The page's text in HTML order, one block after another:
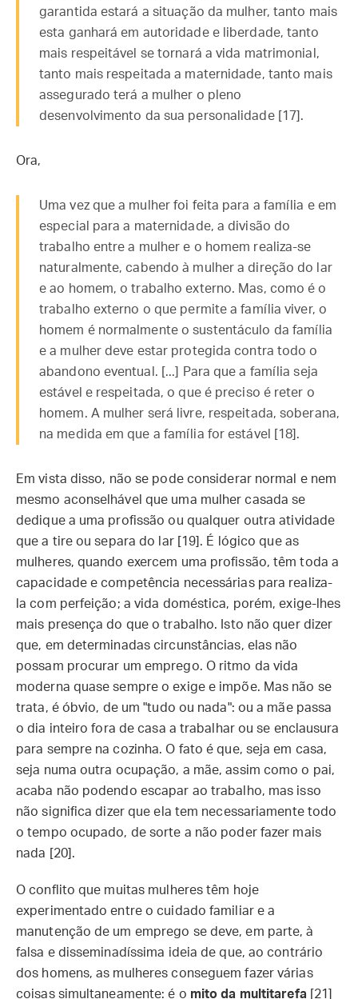
garantida estará a situação da mulher, tanto mais
esta ganhará em autoridade e liberdade, tanto
mais respeitável se tornará a vida matrimonial,
tanto mais respeitada a maternidade, tanto mais
assegurado terá a mulher o pleno
desenvolvimento da sua personalidade [17].
Ora,
Uma vez que a mulher foi feita para a família e em
especial para a maternidade, a divisão do
trabalho entre a mulher e o homem realiza-se
naturalmente, cabendo à mulher a direção do lar
e ao homem, o trabalho externo. Mas, como é o
trabalho externo o que permite a família viver, o
homem é normalmente o sustentáculo da família
e a mulher deve estar protegida contra todo o
abandono eventual. [...] Para que a família seja
estável e respeitada, o que é preciso é reter o
homem. A mulher será livre, respeitada, soberana,
na medida em que a família for estável [18].
Em vista disso, não se pode considerar normal e nem
mesmo aconselhável que uma mulher casada se
dedique a uma profissão ou qualquer outra atividade
que a tire ou separa do lar [19]. É lógico que as
mulheres, quando exercem uma profissão, têm toda a
capacidade e competência necessárias para realiza-
la com perfeição; a vida doméstica, porém, exige-lhes
mais presença do que o trabalho. Isto não quer dizer
que, em determinadas circunstâncias, elas não
possam procurar um emprego. O ritmo da vida
moderna quase sempre o exige e impõe. Mas não se
trata, é óbvio, de um "tudo ou nada": ou a mãe passa
o dia inteiro fora de casa a trabalhar ou se enclausura
para sempre na cozinha. O fato é que, seja em casa,
seja numa outra ocupação, a mãe, assim como o pai,
acaba não podendo escapar ao trabalho, mas isso
não significa dizer que ela tem necessariamente todo
o tempo ocupado, de sorte a não poder fazer mais
nada [20].
O conflito que muitas mulheres têm hoje
experimentado entre o cuidado familiar e a
manutenção de um emprego se deve, em parte, à
falsa e disseminadíssima ideia de que, ao contrário
dos homens, as mulheres conseguem fazer várias
coisas simultaneamente: é o mito da multitarefa [21]